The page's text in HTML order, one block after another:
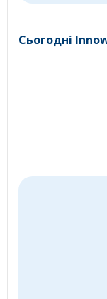
Сьогодні